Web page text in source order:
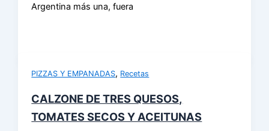
Argentina más una, fuera
PIZZAS Y EMPANADAS, Recetas
CALZONE DE TRES QUESOS,
TOMATES SECOS Y ACEITUNAS